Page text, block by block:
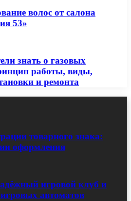
волос от салона
53»
знать о газовых
работы, виды,
и ремонта
товарного знака:
оформления
игровой клуб и
автоматов